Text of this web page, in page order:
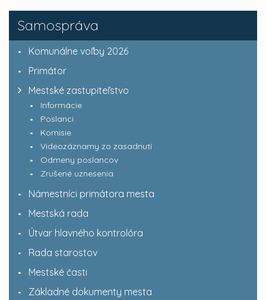
Samospráva
Komunálne voľby 2026
Primátor
Mestské zastupiteľstvo
Informácie
Poslanci
Komisie
Videozáznamy zo zasadnutí
Odmeny poslancov
Zrušené uznesenia
Námestníci primátora mesta
Mestská rada
Útvar hlavného kontrolóra
Rada starostov
Mestské časti
Základné dokumenty mesta